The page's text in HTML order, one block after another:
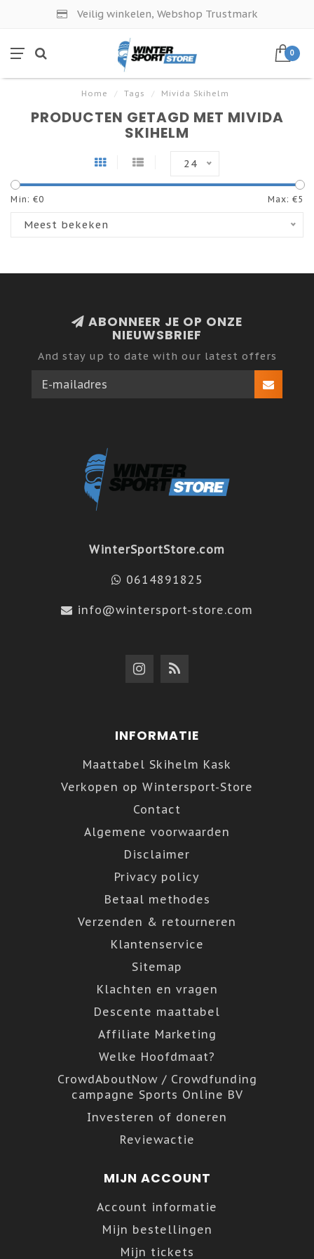
Veilig winkelen, Webshop Trustmark
0
Home / Tags / Mivida Skihelm
PRODUCTEN GETAGD MET MIVIDA
SKIHELM
24
Min: €0 Max: €5
Meest bekeken
ABONNEER JE OP ONZE
NIEUWSBRIEF
And stay up to date with our latest offers
WinterSportStore.com
0614891825
info@wintersport-store.com
INFORMATIE
Maattabel Skihelm Kask
Verkopen op Wintersport-Store
Contact
Algemene voorwaarden
Disclaimer
Privacy policy
Betaal methodes
Verzenden & retourneren
Klantenservice
Sitemap
Klachten en vragen
Descente maattabel
Affiliate Marketing
Welke Hoofdmaat?
CrowdAboutNow / Crowdfunding
campagne Sports Online BV
Investeren of doneren
Reviewactie
MIJN ACCOUNT
Account informatie
Mijn bestellingen
Mijn tickets